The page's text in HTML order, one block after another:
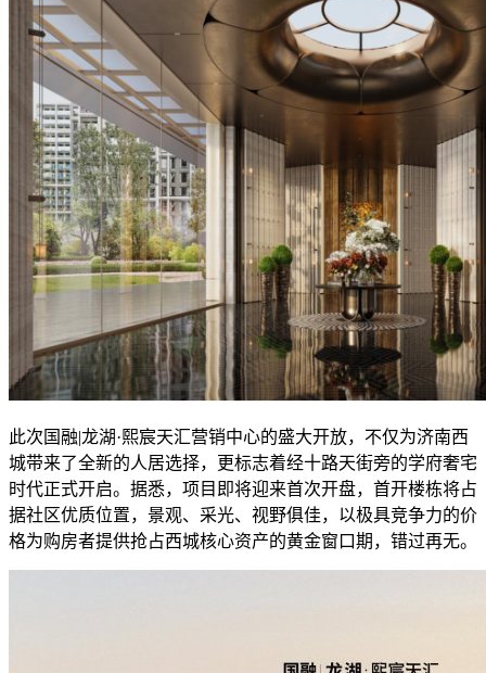
此次国融|龙湖·熙宸天汇营销中心的盛大开放，不仅为济南西
城带来了全新的人居选择，更标志着经十路天街旁的学府奢宅
时代正式开启。据悉，项目即将迎来首次开盘，首开楼栋将占
据社区优质位置，景观、采光、视野俱佳，以极具竞争力的价
格为购房者提供抢占西城核心资产的黄金窗口期，错过再无。